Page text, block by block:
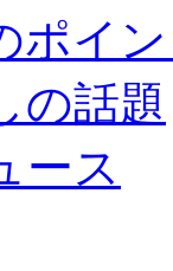
ポイ
の話題
ース